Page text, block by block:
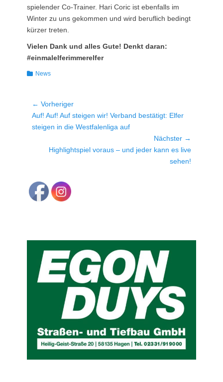
spielender Co-Trainer. Hari Coric ist ebenfalls im
Winter zu uns gekommen und wird beruflich bedingt
kürzer treten.
Vielen Dank und alles Gute! Denkt daran:
#einmalelferimmerelfer
Kategorien
News
Beitragsnavigation
← Vorheriger
Vorheriger
Beitrag:
Auf! Auf! Auf steigen wir! Verband bestätigt: Elfer
steigen in die Westfalenliga auf
Nächster →
NächsterHighlightspiel voraus – und jeder kann es live
sehen!